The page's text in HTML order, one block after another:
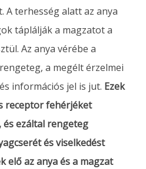
A terhesség alatt az anya
táplálják a magzatot a
Az anya vérébe a
a megélt érzelmei
információs jel is jut. Ezek
receptor fehérjéket
ezáltal rengeteg
és viselkedést
elő az anya és a magzat